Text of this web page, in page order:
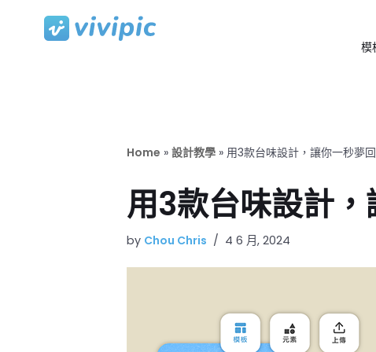
模
Home » 設計教學» 用3款台味設計，讓你一秒夢
用3款台味設計
by Chou Chris 4 6 月, 2024